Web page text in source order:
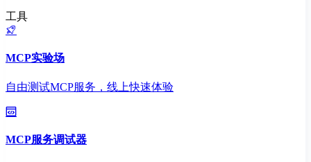
工具
MCP实验场
自由测试MCP服务，线上快速体验
MCP服务调试器